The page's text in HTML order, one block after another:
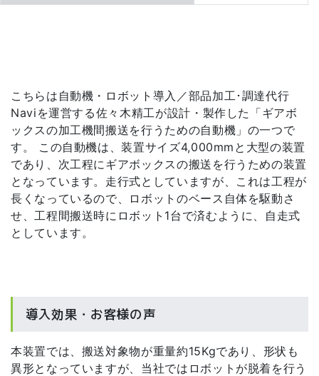
こちらは自動機・ロボット導入／部品加工･調達代行
Naviを運営する佐々木精工が設計・製作した「ギアボ
ックスの加工機間搬送を行うための自動機」の一つで
す。 この自動機は、装置サイズ4,000mmと大型の装置
であり、次工程にギアボックスの搬送を行うための装置
となっています。走行式としていますが、これは工程が
長くなっているので、ロボットのベース自体を駆動さ
せ、工程間搬送時にロボット1台で済むように、自走式
としています。
導入効果・お客様の声
本装置では、搬送対象物が重量約15Kgであり、形状も
異形となっていますが、当社ではロボットが脱着を行う